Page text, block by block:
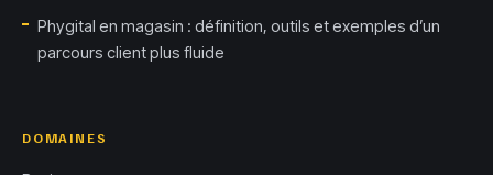
Phygital en magasin : définition, outils et exemples d’un
parcours client plus fluide
DOMAINES